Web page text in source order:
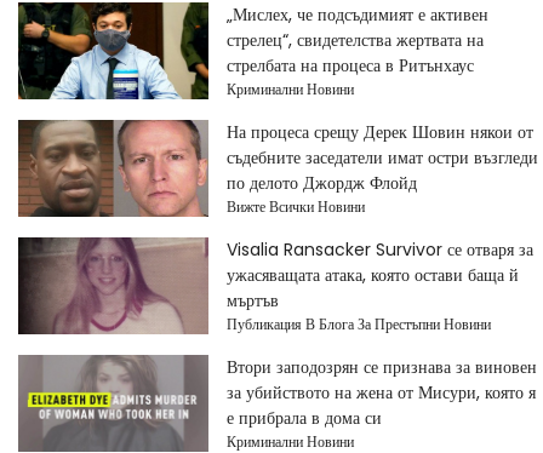
„Мислех, че подсъдимият е активен
стрелец“, свидетелства жертвата на
стрелбата на процеса в Ритънхаус
Криминални Новини
На процеса срещу Дерек Шовин някои от
съдебните заседатели имат остри възгледи
по делото Джордж Флойд
Вижте Всички Новини
Visalia Ransacker Survivor се отваря за
ужасяващата атака, която остави баща й
мъртъв
Публикация В Блога За Престъпни Новини
Втори заподозрян се признава за виновен
за убийството на жена от Мисури, която я
е прибрала в дома си
Криминални Новини